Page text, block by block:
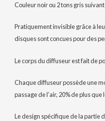
Couleur noir ou 2 tons gris
Pratiquement invisible grâce à
disques sont concues pour des
Le corps du diffuseur est fait de
Chaque diffuseur possède une
passage de l’air, 20% de plus
Le design spécifique de la partie